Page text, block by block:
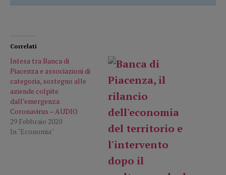
Correlati
Intesa tra Banca di
Piacenza e associazioni di
categoria, sostegno alle
aziende colpite
dall’emergenza
Coronavirus – AUDIO
29 Febbraio 2020
In "Economia"